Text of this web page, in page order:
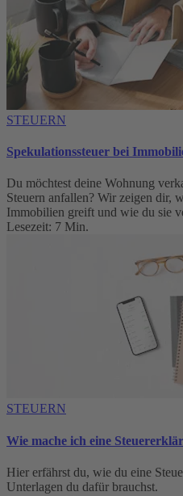
STEUERN
Spekulationssteuer bei
Du möchtest deine Wohnung
Steuern anfallen? Wir zeigen dir,
Immobilien greift und wie du sie
Lesezeit: 7 Min.
STEUERN
Wie mache ich eine
Hier erfährst du, wie du eine
Unterlagen du dafür brauchst.